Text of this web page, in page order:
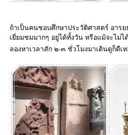
ถ้าเป็นคนชอบศึกษาประวัติศาสตร์ อาร
เยี่ยมชมมากๆ อยู่ได้ทั้งวัน หรือแม้จะไม่ไ
ลองหาเวลาสัก ๒-๓ ชั่วโมงมาเดินดูก็ดีเ